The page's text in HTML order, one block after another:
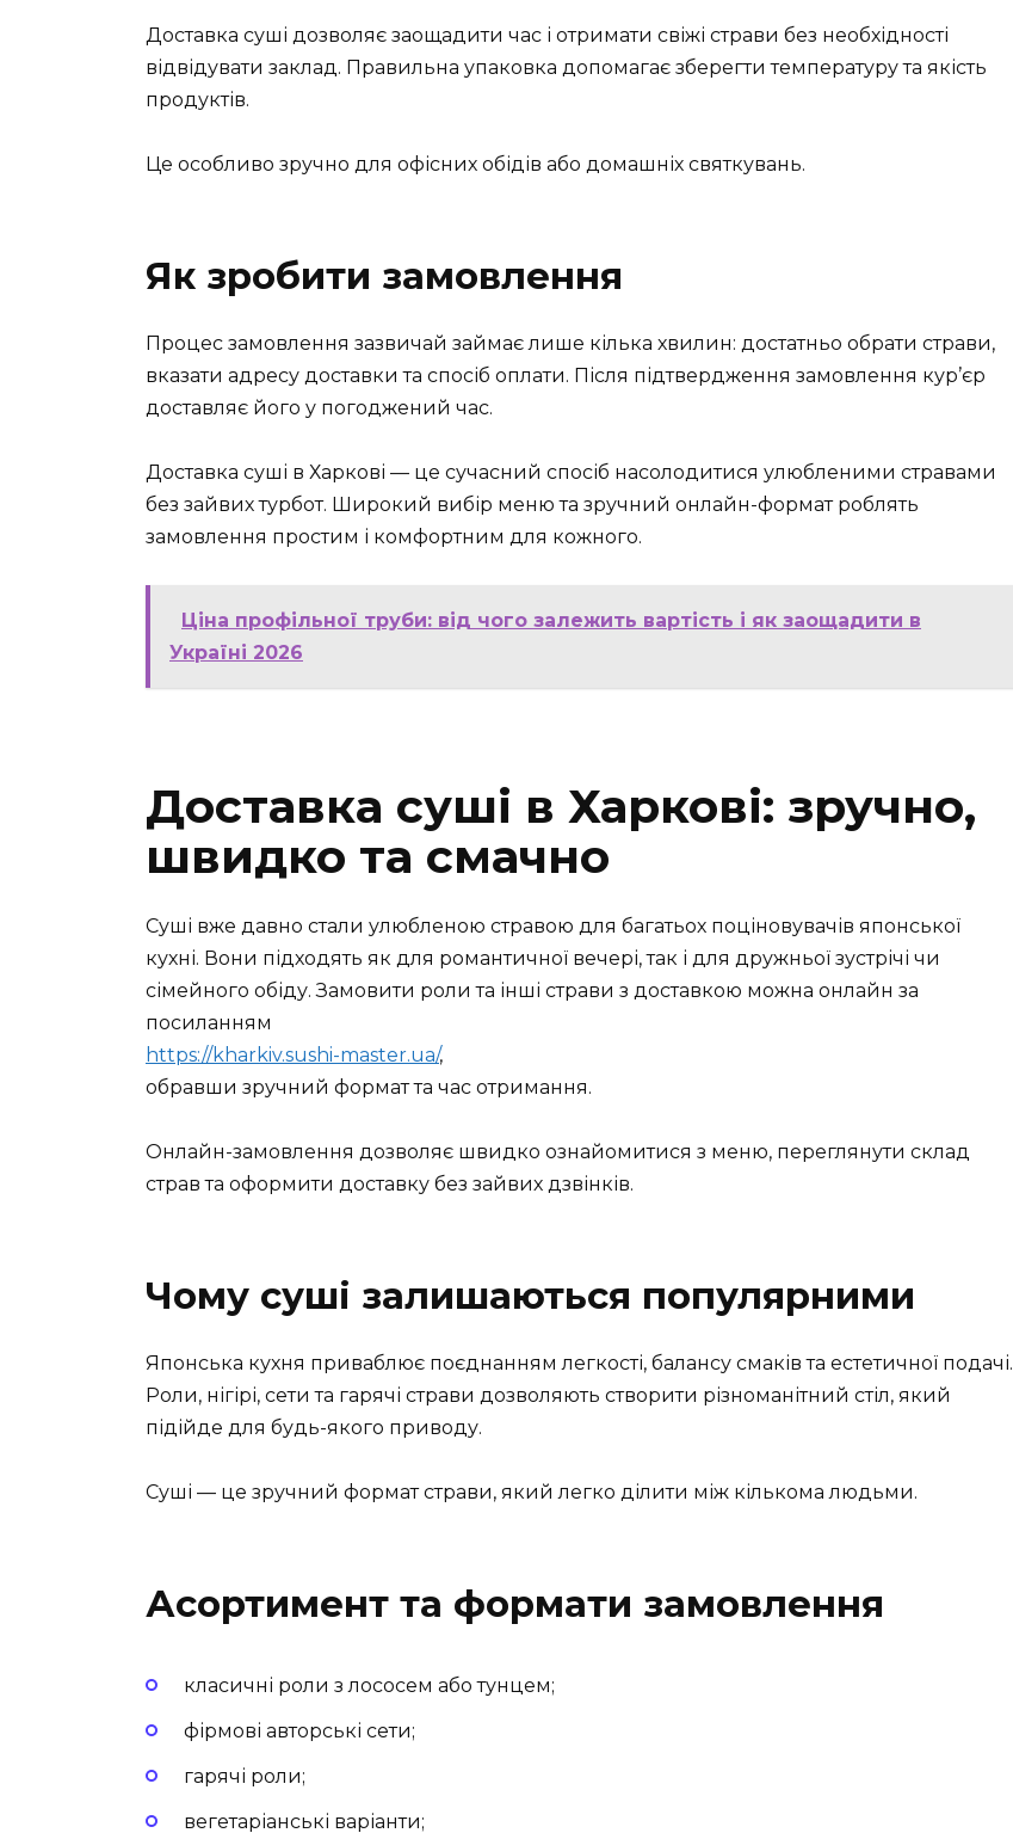
Доставка суші дозволяє заощадити час і отримати свіжі страви без необхідності
відвідувати заклад. Правильна упаковка допомагає зберегти температуру та якість
продуктів.
Це особливо зручно для офісних обідів або домашніх святкувань.
Як зробити замовлення
Процес замовлення зазвичай займає лише кілька хвилин: достатньо обрати страви,
вказати адресу доставки та спосіб оплати. Після підтвердження замовлення кур’єр
доставляє його у погоджений час.
Доставка суші в Харкові — це сучасний спосіб насолодитися улюбленими стравами
без зайвих турбот. Широкий вибір меню та зручний онлайн-формат роблять
замовлення простим і комфортним для кожного.
Ціна профільної труби: від чого залежить вартість і як заощадити в
Україні 2026
Доставка суші в Харкові: зручно,
швидко та смачно
Суші вже давно стали улюбленою стравою для багатьох поціновувачів японської
кухні. Вони підходять як для романтичної вечері, так і для дружньої зустрічі чи
сімейного обіду. Замовити роли та інші страви з доставкою можна онлайн за
посиланням
https://kharkiv.sushi-master.ua/,
обравши зручний формат та час отримання.
Онлайн-замовлення дозволяє швидко ознайомитися з меню, переглянути склад
страв та оформити доставку без зайвих дзвінків.
Чому суші залишаються популярними
Японська кухня приваблює поєднанням легкості, балансу смаків та естетичної подачі.
Роли, нігірі, сети та гарячі страви дозволяють створити різноманітний стіл, який
підійде для будь-якого приводу.
Суші — це зручний формат страви, який легко ділити між кількома людьми.
Асортимент та формати замовлення
класичні роли з лососем або тунцем;
фірмові авторські сети;
гарячі роли;
вегетаріанські варіанти;